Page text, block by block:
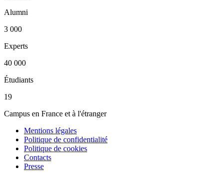
Alumni
3 000
Experts
40 000
Étudiants
19
Campus en France et à l'étranger
Mentions légales
Politique de confidentialité
Politique de cookies
Contacts
Presse